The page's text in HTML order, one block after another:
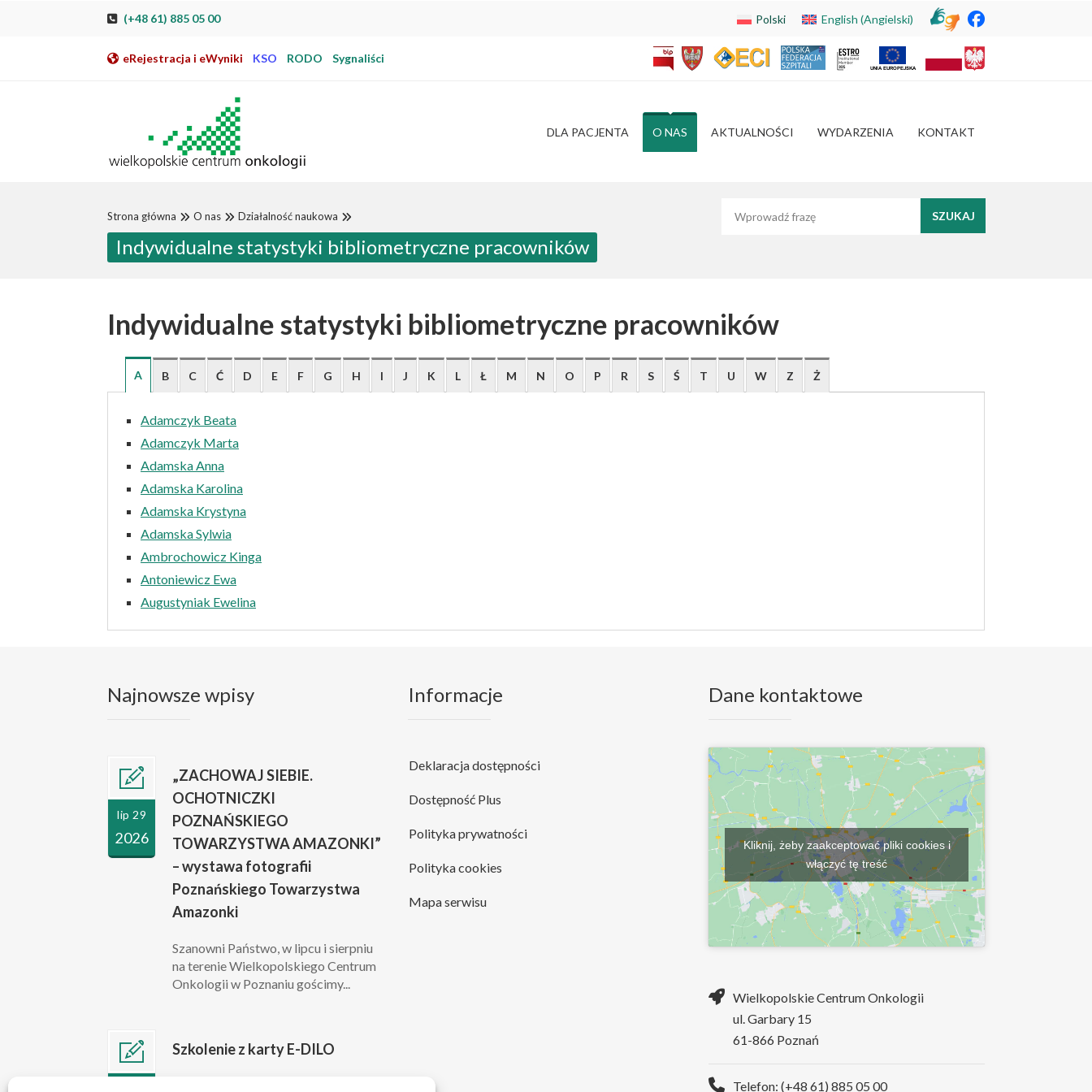
Przeskocz do nawigacji
Przeskocz do treści
Przeskocz do stopki
Przejdź do mapy strony
Przejdź do elektronicznej rejestracji pacjenta
(+48 61) 885 05 00 Polski English (Angielski)
eRejestracja i eWyniki KSO RODO Sygnaliści
DLA PACJENTA O NAS AKTUALNOŚCI WYDARZENIA KONTAKT
Strona główna O nas Działalność naukowa
Indywidualne statystyki bibliometryczne pracowników
Indywidualne statystyki bibliometryczne pracowników
A B C Ć D E F G H I J K L Ł M N O P R S Ś T U W Z Ż
Adamczyk Beata
Adamczyk Marta
Adamska Anna
Adamska Karolina
Adamska Krystyna
Adamska Sylwia
Ambrochowicz Kinga
Antoniewicz Ewa
Augustyniak Ewelina
Najnowsze wpisy
lip 29
2026
„ZACHOWAJ SIEBIE.
OCHOTNICZKI
POZNAŃSKIEGO
TOWARZYSTWA AMAZONKI”
– wystawa fotografii
Poznańskiego Towarzystwa
Amazonki
Szanowni Państwo, w lipcu i sierpniu
na terenie Wielkopolskiego Centrum
Onkologii w Poznaniu gościmy...
Szkolenie z karty E-DILO
Informacje
Deklaracja dostępności
Dostępność Plus
Polityka prywatności
Polityka cookies
Mapa serwisu
Dane kontaktowe
Kliknij, żeby zaakceptować pliki cookies i
włączyć tę treść
Wielkopolskie Centrum Onkologii
ul. Garbary 15
61-866 Poznań
Telefon: (+48 61) 885 05 00